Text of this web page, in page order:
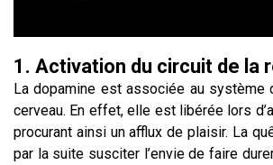
1. Activation du circuit de la
La dopamine est associée au système
cerveau. En effet, elle est libérée lors
procurant ainsi un afflux de plaisir. La
par la suite susciter l’envie de faire